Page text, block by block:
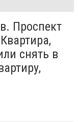
Проспект
снять в